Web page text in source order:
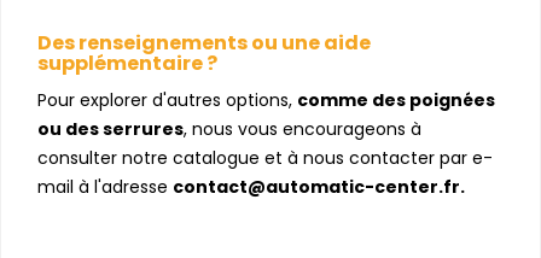
Des renseignements ou une aide
supplémentaire ?
Pour explorer d'autres options, comme des poignées
ou des serrures, nous vous encourageons à
consulter notre catalogue et à nous contacter par e-
mail à l'adresse contact@automatic-center.fr.